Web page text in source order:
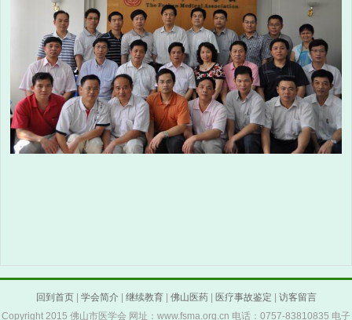
回到首页| 学会简介| 继续教育| 佛山医药| 医疗事故鉴定
访客留言
Copyright 2015 佛山市医学会 网址：www.fsma.org.cn 电话：0757-83810835 电子